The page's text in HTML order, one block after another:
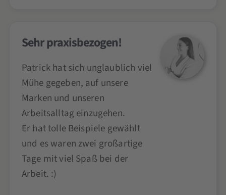
Sehr praxisbezogen!
Patrick hat sich unglaublich viel
Mühe gegeben, auf unsere
Marken und unseren
Arbeitsalltag einzugehen.
Er hat tolle Beispiele gewählt
und es waren zwei großartige
Tage mit viel Spaß bei der
Arbeit. :)